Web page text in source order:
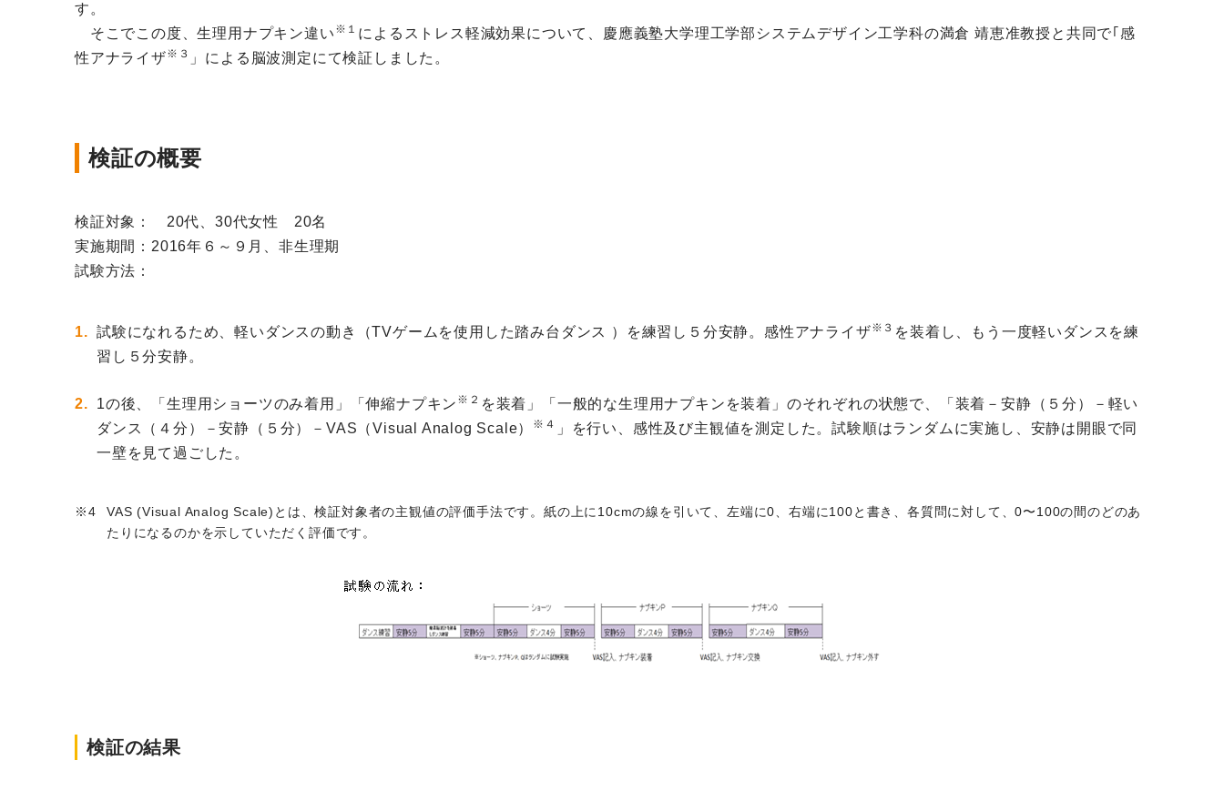
す。
そこでこの度、生理用ナプキン違い ※１ によるストレス軽減効果について、慶應義塾大学理工学部システムデザイン工学科の満倉 靖恵准教授と共同で｢感
性アナライザ※３ 」による脳波測定にて検証しました。
検証の概要
検証対象： 20代、30代女性 20名
実施期間：2016年６～９月、非生理期
試験方法：
試験になれるため、軽いダンスの動き（TVゲームを使用した踏み台ダンス ）を練習し５分安静。感性アナライザ※３ を装着し、もう一度軽いダンスを練
習し５分安静。
1の後、「生理用ショーツのみ着用」「伸縮ナプキン ※２ を装着」「一般的な生理用ナプキンを装着」のそれぞれの状態で、「装着－安静（５分）－軽い
ダンス（４分）－安静（５分）－VAS（Visual Analog Scale）
※４ 」を行い、感性及び主観値を測定した。試験順はランダムに実施し、安静は開眼で同
一壁を見て過ごした。
VAS (Visual Analog Scale)とは、検証対象者の主観値の評価手法です。紙の上に10cmの線を引いて、左端に0、右端に100と書き、各質問に対して、0〜100の間のどのあ
たりになるのかを示していただく評価です。
検証の結果